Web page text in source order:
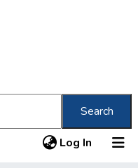
Search
Log In (current)